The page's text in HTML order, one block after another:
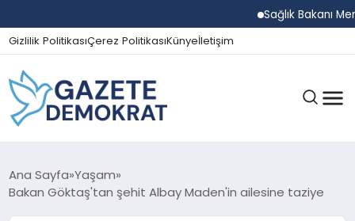
Sağlık Bakanı
Gizlilik PolitikasıÇerez PolitikasıKünyeİletişim
GÜNDEM
Ana Sayfa Yaşam
Bakan Göktaş'tan şehit Albay Maden'in ailesine taziye